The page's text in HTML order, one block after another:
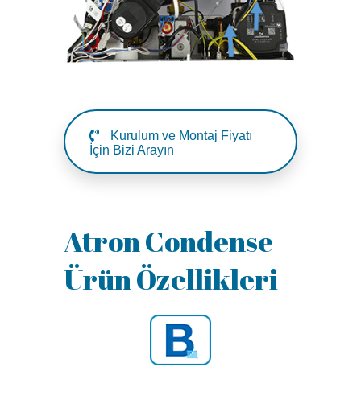
Kurulum ve Montaj Fiyatı
İçin Bizi Arayın
Atron Condense
Ürün Özellikleri